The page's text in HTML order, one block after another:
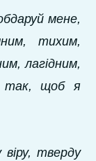
мене,
тихим,
лагідним,
так, щоб я
тверду